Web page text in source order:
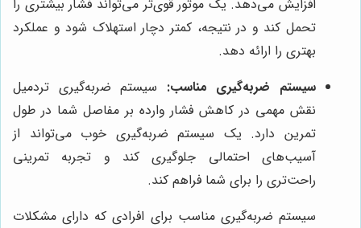
افزایش می‌دهد. یک موتور قوی‌تر می‌تواند فشار بیشتری را
تحمل کند و در نتیجه، کمتر دچار استهلاک شود و عملکرد
بهتری را ارائه دهد.
سیستم ضربه‌گیری مناسب: سیستم ضربه‌گیری تردمیل
نقش مهمی در کاهش فشار وارده بر مفاصل شما در طول
تمرین دارد. یک سیستم ضربه‌گیری خوب می‌تواند از
آسیب‌های احتمالی جلوگیری کند و تجربه تمرینی
راحت‌تری را برای شما فراهم کند.
سیستم ضربه‌گیری مناسب برای افرادی که دارای مشکلات